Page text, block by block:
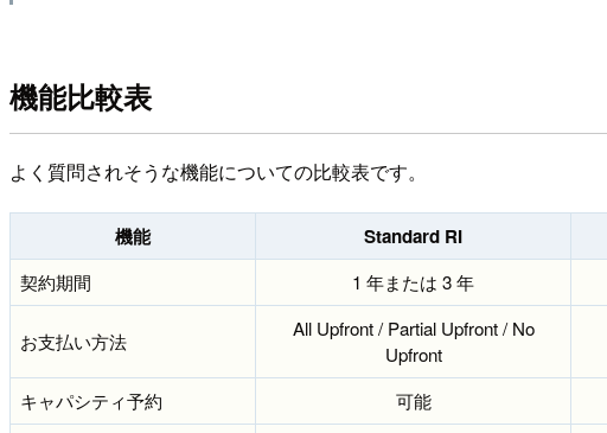
機能比較表
よく質問されそうな機能についての比較表です。
機能 Standard RI
契約期間 1 年または 3 年
お支払い方法
All Upfront / Partial Upfront / No
Upfront
キャパシティ予約 可能